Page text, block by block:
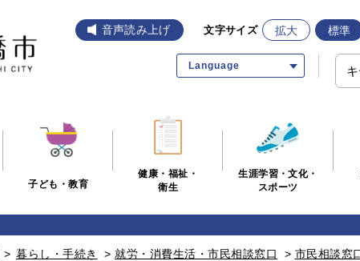
音声読み上げ 文字サイズ 拡大 標準
Language
子ども・教育
健康・福祉・
衛生
生涯学習・文化・
スポーツ
> 暮らし・手続き > 就労・消費生活・市民相談窓口 > 市民相談窓